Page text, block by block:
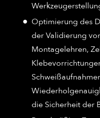
Optimierung des
der Validierung
Montagelehren,
die Sicherheit der